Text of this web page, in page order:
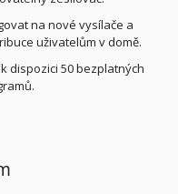
na nové vysílače a
uživatelům v domě.
dispozici 50 bezplatných